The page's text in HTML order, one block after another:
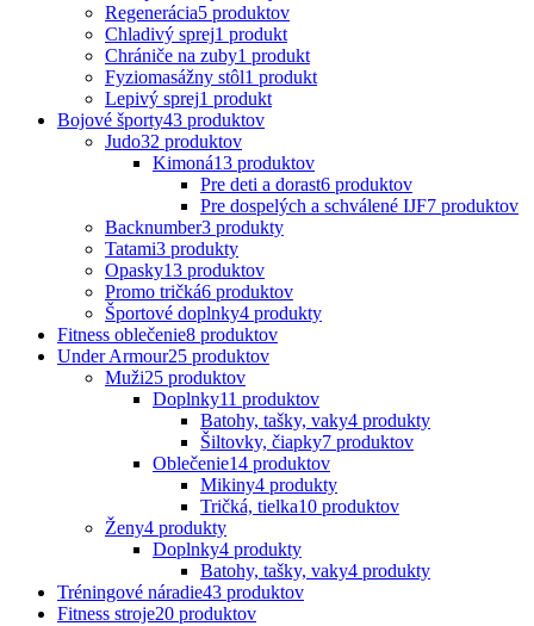
Regenerácia5 produktov
Chladivý sprej1 produkt
Chrániče na zuby1 produkt
Fyziomasážny stôl1 produkt
Lepivý sprej1 produkt
Bojové športy43 produktov
Judo32 produktov
Kimoná13 produktov
Pre deti a dorast6 produktov
Pre dospelých a schválené IJF7 produktov
Backnumber3 produkty
Tatami3 produkty
Opasky13 produktov
Promo tričká6 produktov
Športové doplnky4 produkty
Fitness oblečenie8 produktov
Under Armour25 produktov
Muži25 produktov
Doplnky11 produktov
Batohy, tašky, vaky4 produkty
Šiltovky, čiapky7 produktov
Oblečenie14 produktov
Mikiny4 produkty
Tričká, tielka10 produktov
Ženy4 produkty
Doplnky4 produkty
Batohy, tašky, vaky4 produkty
Tréningové náradie43 produktov
Fitness stroje20 produktov